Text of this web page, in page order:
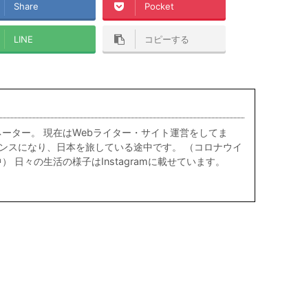
Share Pocket
LINE コピーする
ター。 現在はWebライター・サイト運営をしてま
スになり、日本を旅している途中です。 （コロナウイ
日々の生活の様子はInstagramに載せています。